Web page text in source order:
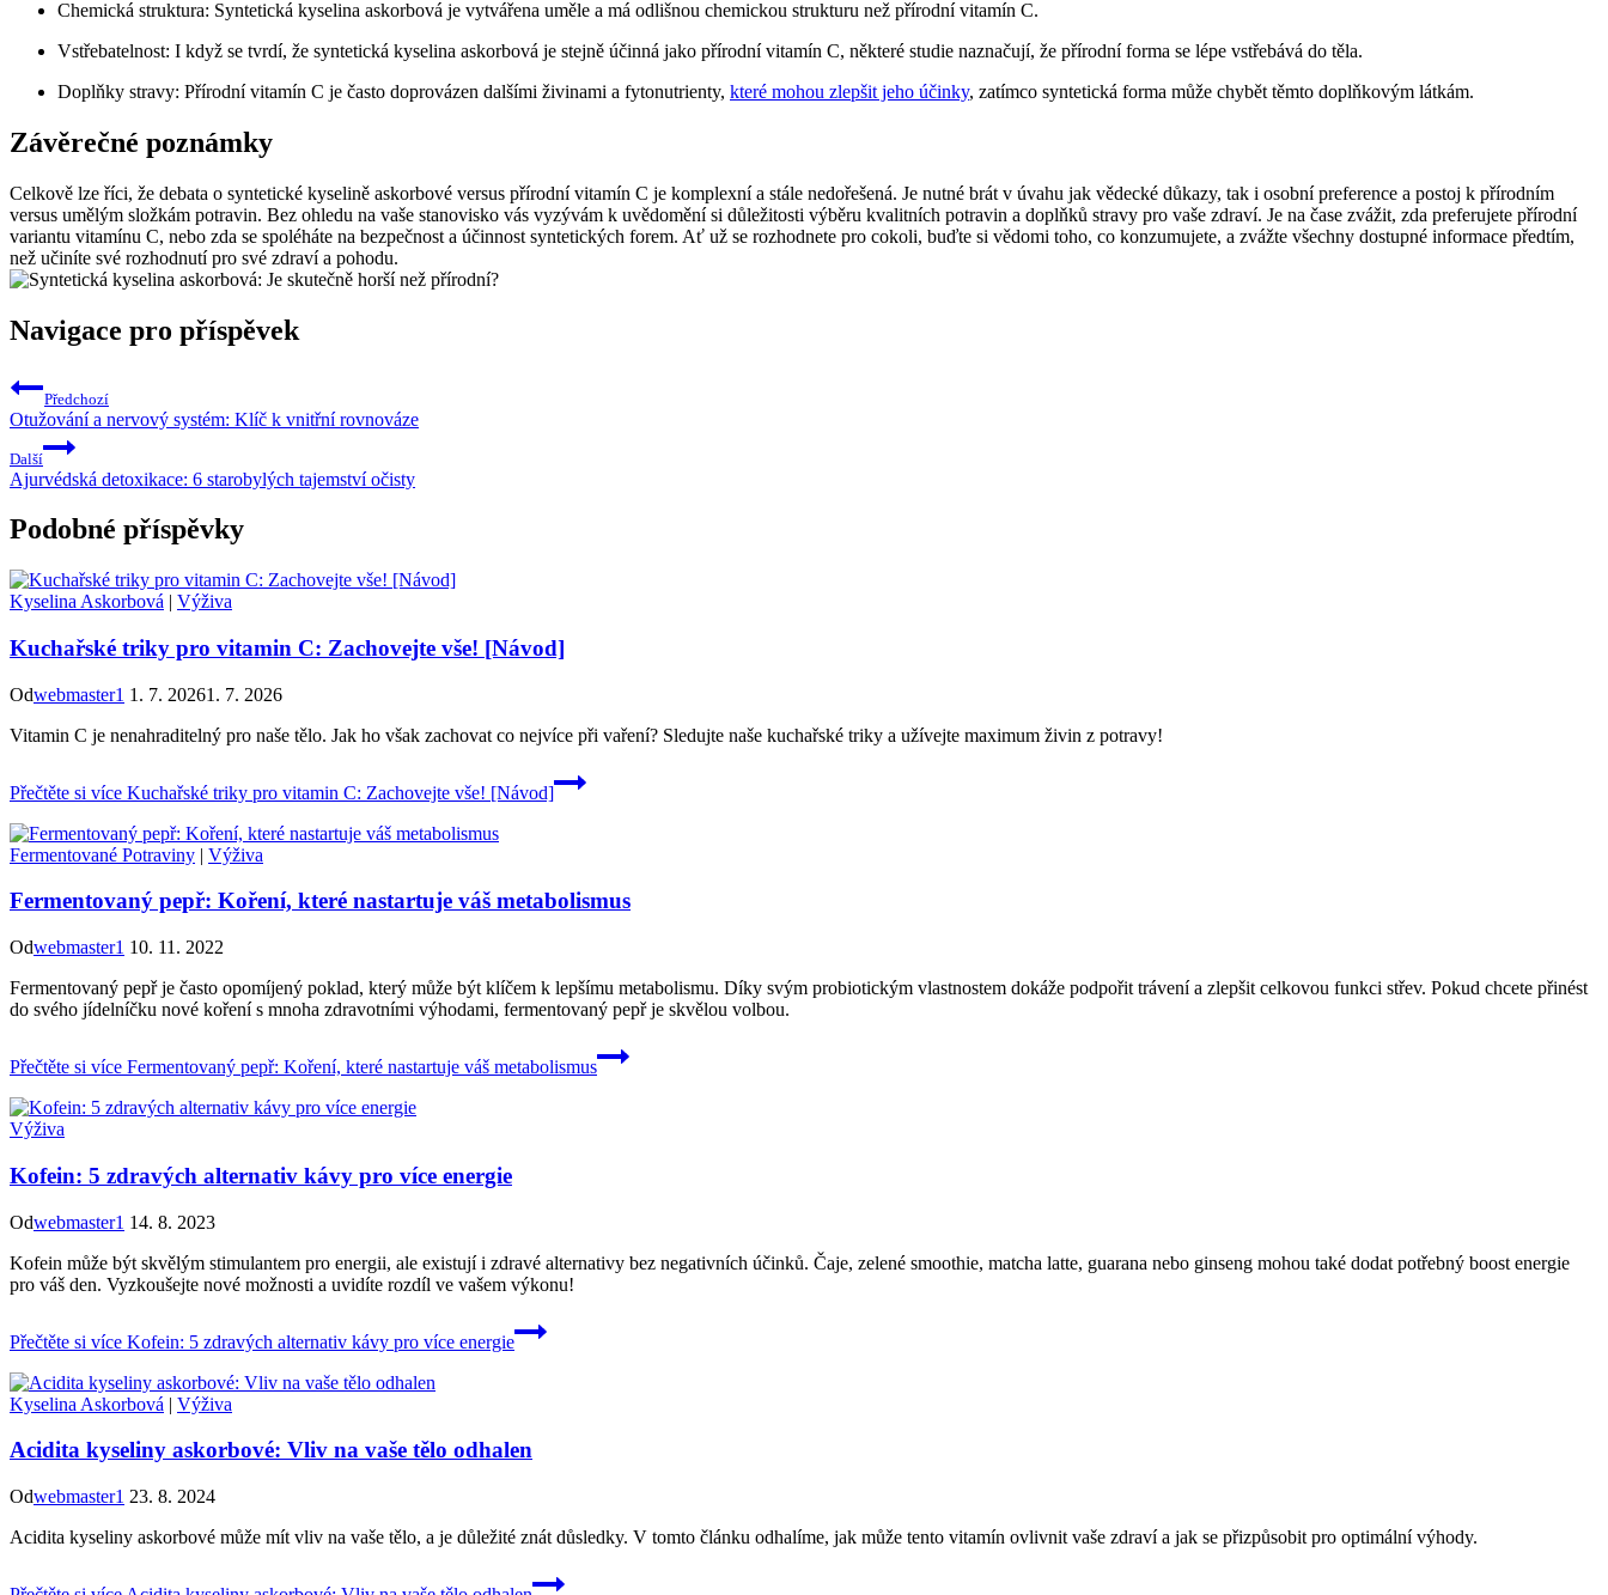
Chemická struktura: Syntetická kyselina askorbová je vytvářena uměle a má odlišnou chemickou strukturu než přírodní vitamín C.
Vstřebatelnost: I když se tvrdí, že syntetická kyselina askorbová je stejně účinná jako přírodní vitamín C, některé studie naznačují, že přírodní forma se lépe vstřebává do těla.
Doplňky stravy: Přírodní vitamín C je často doprovázen dalšími živinami a fytonutrienty, které mohou zlepšit jeho účinky, zatímco syntetická forma může chybět těmto doplňkovým látkám.
Závěrečné poznámky
Celkově lze říci, že debata o syntetické kyselině askorbové versus přírodní vitamín C je komplexní a stále nedořešená. Je nutné brát v úvahu jak vědecké důkazy, tak i osobní preference a postoj k přírodním
versus umělým složkám potravin. Bez ohledu na vaše stanovisko vás vyzývám k uvědomění si důležitosti výběru kvalitních potravin a doplňků stravy pro vaše zdraví. Je na čase zvážit, zda preferujete přírodní
variantu vitamínu C, nebo zda se spoléháte na bezpečnost a účinnost syntetických forem. Ať už se rozhodnete pro cokoli, buďte si vědomi toho, co konzumujete, a zvážte všechny dostupné informace předtím,
než učiníte své rozhodnutí pro své zdraví a pohodu.
Navigace pro příspěvek
Předchozí
Otužování a nervový systém: Klíč k vnitřní rovnováze
Další
Ajurvédská detoxikace: 6 starobylých tajemství očisty
Podobné příspěvky
Kyselina Askorbová | Výživa
Kuchařské triky pro vitamin C: Zachovejte vše! [Návod]
Odwebmaster1 1. 7. 20261. 7. 2026
Vitamin C je nenahraditelný pro naše tělo. Jak ho však zachovat co nejvíce při vaření? Sledujte naše kuchařské triky a užívejte maximum živin z potravy!
Přečtěte si více Kuchařské triky pro vitamin C: Zachovejte vše! [Návod]
Fermentované Potraviny | Výživa
Fermentovaný pepř: Koření, které nastartuje váš metabolismus
Odwebmaster1 10. 11. 2022
Fermentovaný pepř je často opomíjený poklad, který může být klíčem k lepšímu metabolismu. Díky svým probiotickým vlastnostem dokáže podpořit trávení a zlepšit celkovou funkci střev. Pokud chcete přinést
do svého jídelníčku nové koření s mnoha zdravotními výhodami, fermentovaný pepř je skvělou volbou.
Přečtěte si více Fermentovaný pepř: Koření, které nastartuje váš metabolismus
Výživa
Kofein: 5 zdravých alternativ kávy pro více energie
Odwebmaster1 14. 8. 2023
Kofein může být skvělým stimulantem pro energii, ale existují i zdravé alternativy bez negativních účinků. Čaje, zelené smoothie, matcha latte, guarana nebo ginseng mohou také dodat potřebný boost energie
pro váš den. Vyzkoušejte nové možnosti a uvidíte rozdíl ve vašem výkonu!
Přečtěte si více Kofein: 5 zdravých alternativ kávy pro více energie
Kyselina Askorbová | Výživa
Acidita kyseliny askorbové: Vliv na vaše tělo odhalen
Odwebmaster1 23. 8. 2024
Acidita kyseliny askorbové může mít vliv na vaše tělo, a je důležité znát důsledky. V tomto článku odhalíme, jak může tento vitamín ovlivnit vaše zdraví a jak se přizpůsobit pro optimální výhody.